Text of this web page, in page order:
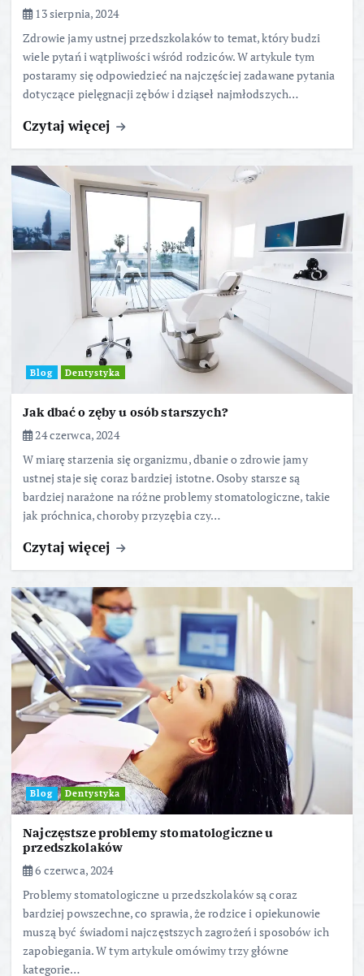
13 sierpnia, 2024
Zdrowie jamy ustnej przedszkolaków to temat, który budzi
wiele pytań i wątpliwości wśród rodziców. W artykule tym
postaramy się odpowiedzieć na najczęściej zadawane pytania
dotyczące pielęgnacji zębów i dziąseł najmłodszych…
Czytaj więcej
Blog Dentystyka
Jak dbać o zęby u osób starszych?
24 czerwca, 2024
W miarę starzenia się organizmu, dbanie o zdrowie jamy
ustnej staje się coraz bardziej istotne. Osoby starsze są
bardziej narażone na różne problemy stomatologiczne, takie
jak próchnica, choroby przyzębia czy…
Czytaj więcej
Blog Dentystyka
Najczęstsze problemy stomatologiczne u
przedszkolaków
6 czerwca, 2024
Problemy stomatologiczne u przedszkolaków są coraz
bardziej powszechne, co sprawia, że rodzice i opiekunowie
muszą być świadomi najczęstszych zagrożeń i sposobów ich
zapobiegania. W tym artykule omówimy trzy główne
kategorie…